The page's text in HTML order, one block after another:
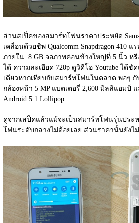
ส่วนสเป็คของสมาร์ทโฟนราคาประหยัด
เคลื่อนด้วยชิพ Qualcomm Snapdragon 410
ภายใน  8 GB จอภาพค่อนข้างใหญ่ที่ 5 นิ้ว หรื
ได้ ความละเอียด 720p ดูวิดีโอ Youtube ได้ชั
เดียวหากเทียบกับสมาร์ทโฟนในตลาด พอๆ
กล้องหน้า 5 MP แบตเตอรี่ 2,600 มิลลิแอมป์
Android 5.1 Lollipop
ดูจากเสป็คแล้วแม้จะเป็นสมาร์ทโฟนรุ่นประ
โฟนระดับกลางไม่ด้อยเลย ส่วนราคานั้นยังไ